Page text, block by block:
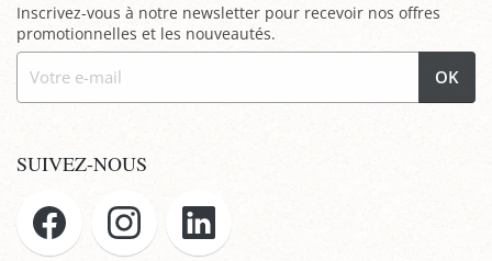
Inscrivez-vous à notre newsletter pour recevoir nos offres
promotionnelles et les nouveautés.
OK
SUIVEZ-NOUS